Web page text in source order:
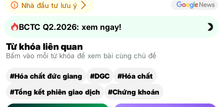
Nhà đầu tư lưu ý
BCTC Q2.2026: xem ngay!
Từ khóa liên quan
Bấm vào mỗi từ khóa để xem bài cùng chủ đề
#Hóa chất đức giang #DGC
#Hóa chất
#Tổng kết phiên giao dịch
#Chứng khoán